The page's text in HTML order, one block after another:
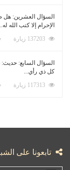
السؤال العشرين: هل
الإحرام إلا كتب الله له...
السؤال السابع: حديث:
كل ذي رأي...
تابعونا على